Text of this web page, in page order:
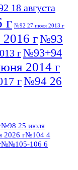
18 августа
г №92 27 июля 2013 г
г№93
г№93+94
2014 г
г№94 26
3 августа
августа
№98 25 июля
2026 г№104 4
№№105-106 6